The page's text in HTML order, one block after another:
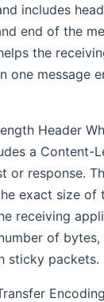
includes
end of the
the
one message
Header
a Content-
or response.
exact size of
receiving
of
sticky packets.